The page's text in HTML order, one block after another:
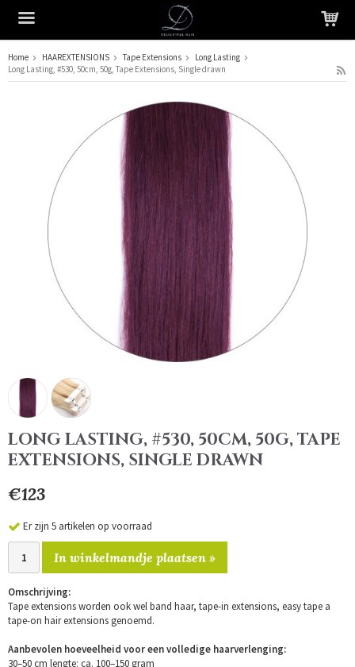
Het product is in je winkelmandje geplaatst
Home HAAREXTENSIONS Tape Extensions
Long Lasting
Long Lasting, #530, 50cm, 50g, Tape Extensions, Single drawn
LONG LASTING, #530, 50CM, 50G, TAPE
EXTENSIONS, SINGLE DRAWN
€123
Er zijn 5 artikelen op voorraad
In winkelmandje plaatsen »
Omschrijving:
Tape extensions worden ook wel band haar, tape-in extensions, easy tape a
tape-on hair extensions genoemd.
Aanbevolen hoeveelheid voor een volledige haarverlenging:
30–50 cm lengte: ca. 100–150 gram